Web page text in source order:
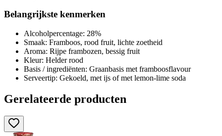
Belangrijkste kenmerken
Alcoholpercentage: 28%
Smaak: Framboos, rood fruit, lichte zoetheid
Aroma: Rijpe frambozen, bessig fruit
Kleur: Helder rood
Basis / ingrediënten: Graanbasis met framboosflavour
Serveertip: Gekoeld, met ijs of met lemon-lime soda
Gerelateerde producten